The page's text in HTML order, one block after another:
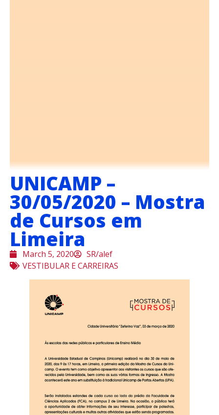
UNICAMP –
30/05/2020 – Mostra
de Cursos em
Limeira
March 5, 2020
SR/alef
VESTIBULAR E CARREIRAS